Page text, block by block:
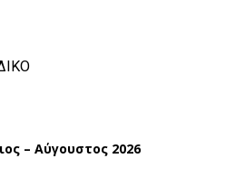
– Αύγουστος 2026